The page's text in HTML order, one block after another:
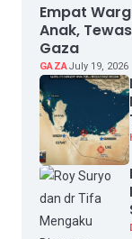
Empat
Anak,
Gaza
GAZAJuly 19, 2026